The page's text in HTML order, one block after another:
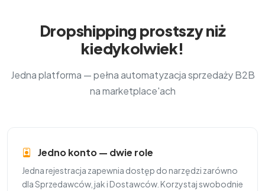
Dropshipping prostszy niż
kiedykolwiek!
Jedna platforma — pełna automatyzacja sprzedaży B2B
na marketplace'ach
Jedno konto — dwie role
Jedna rejestracja zapewnia dostęp do narzędzi zarówno
dla Sprzedawców, jak i Dostawców. Korzystaj swobodnie